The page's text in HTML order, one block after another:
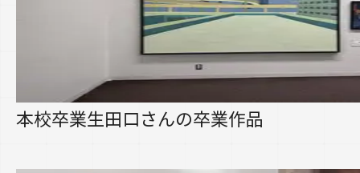
本校卒業生田口さんの卒業作品